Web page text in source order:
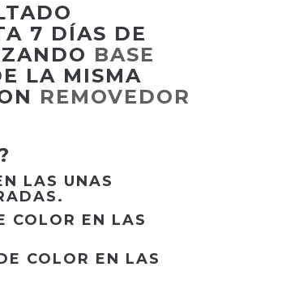
7 DÍAS DE
BASE
LA MISMA
REMOVEDOR
LAS UNAS
COLOR EN LAS
COLOR EN LAS